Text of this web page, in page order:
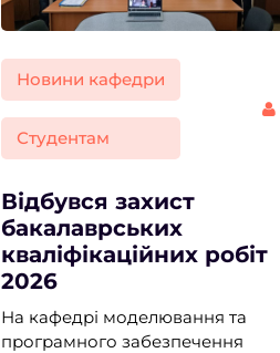
Новини кафедри
Студентам
Відбувся захист
бакалаврських
кваліфікаційних робіт
2026
На кафедрі моделювання та
програмного забезпечення